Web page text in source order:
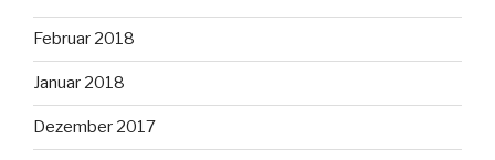
Februar 2018
Januar 2018
Dezember 2017